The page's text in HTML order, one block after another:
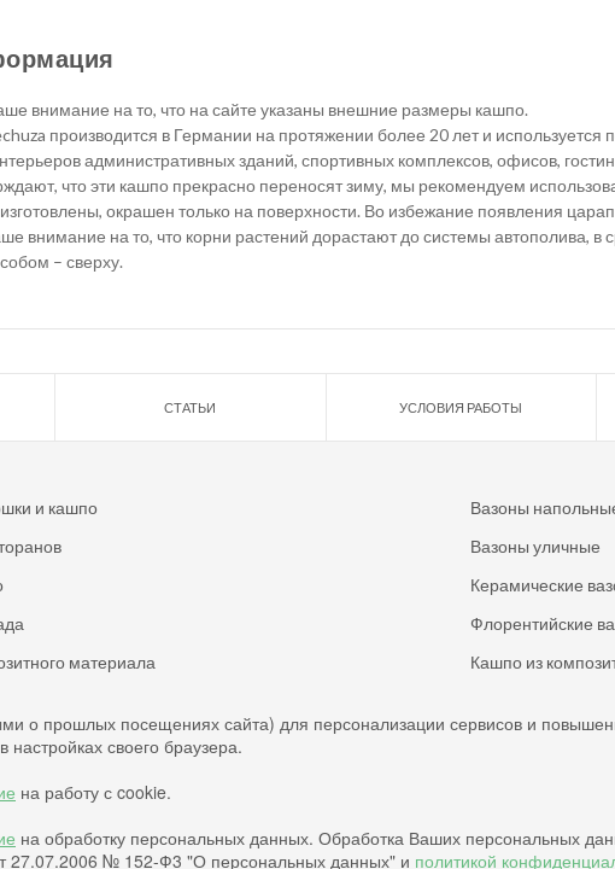
внимание на то, что на сайте указаны внешние размеры кашпо.
производится в Германии на протяжении более 20 лет и
административных зданий, спортивных комплексов, офисов,
что эти кашпо прекрасно переносят зиму, мы рекомендуем
изготовлены, окрашен только на поверхности. Во избежание появления
внимание на то, что корни растений дорастают до системы автополива, в
– сверху.
СТАТЬИ УСЛОВИЯ РАБОТЫ
и кашпо
Вазоны
Вазоны уличные
Керамические
Флорентийские
материала
Кашпо из
о прошлых посещениях сайта) для персонализации сервисов и
своего браузера.
на работу с cookie.
на обработку персональных данных. Обработка Ваших персональных
27.07.2006 № 152-Ф3 "О персональных данных" и политикой